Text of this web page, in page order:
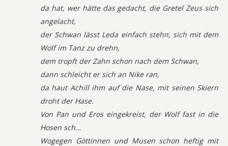
da hat, wer hätte das gedacht, die Gretel Zeus sich
angelacht,
der Schwan lässt Leda einfach stehn, sich mit dem
Wolf im Tanz zu drehn,
dem tropft der Zahn schon nach dem Schwan,
dann schleicht er sich an Nike ran,
da haut Achill ihm auf die Nase, mit seinen Skiern
droht der Hase.
Von Pan und Eros eingekreist, der Wolf fast in die
Hosen sch…
Wogegen Göttinnen und Musen schon heftig mit